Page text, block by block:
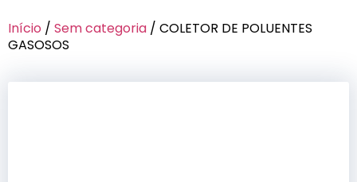
Início / Sem categoria / COLETOR DE POLUENTES
GASOSOS